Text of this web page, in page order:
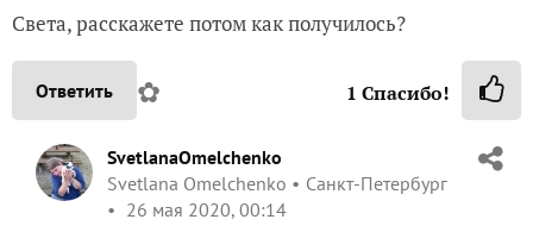
Света, расскажете потом как получилось?
Ответить ✿ 1 Спасибо!
SvetlanaOmelchenko
Svetlana Omelchenko
Санкт-Петербург
26 мая 2020, 00:14